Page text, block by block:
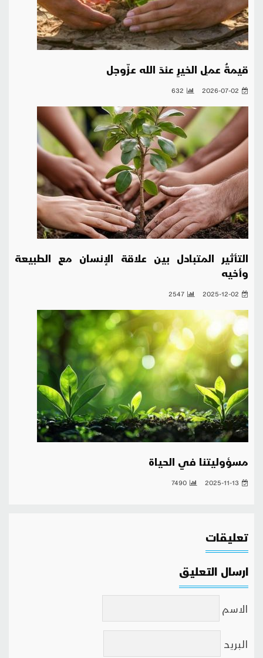
قيمةُ عملِ الخيرِ عندَ الله عزّوجل
2026-07-02
632
التأثير المتبادل بين علاقة الإنسان مع الطبيعة
وأخيه
2025-12-02
2547
مسؤوليتنا في الحياة
2025-11-13
7490
تعليقات
ارسال التعليق
الاسم
البريد